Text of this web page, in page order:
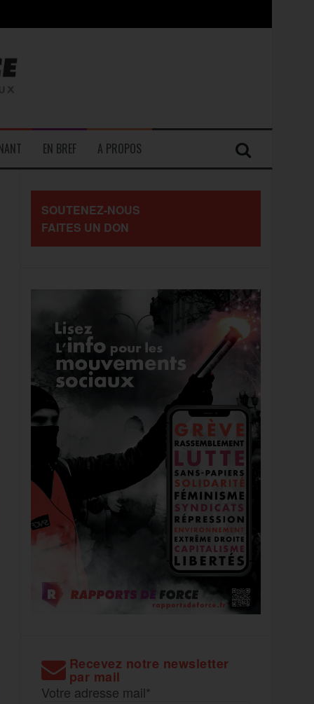
les travailleurs »
EN BREF A PROPOS
SOUTENEZ-NOUS
FAITES UN DON
Recevez notre newsletter
par mail
Votre adresse mail*